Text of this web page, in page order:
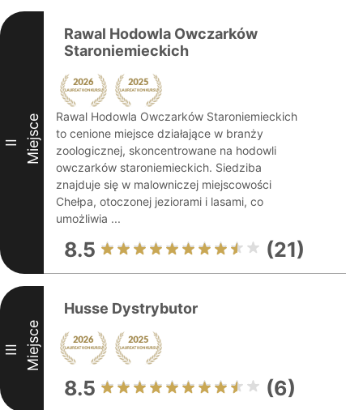
II Miejsce
Rawal Hodowla Owczarków
Staroniemieckich
Rawal Hodowla Owczarków Staroniemieckich
to cenione miejsce działające w branży
zoologicznej, skoncentrowane na hodowli
owczarków staroniemieckich. Siedziba
znajduje się w malowniczej miejscowości
Chełpa, otoczonej jeziorami i lasami, co
umożliwia ...
8.5 (21)
III Miejsce
Husse Dystrybutor
8.5 (6)